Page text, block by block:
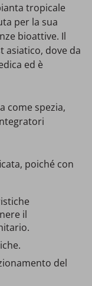
tropicale
per la sua
bioattive. Il
asiatico, dove da
ed è
come spezia,
poiché con
il
del